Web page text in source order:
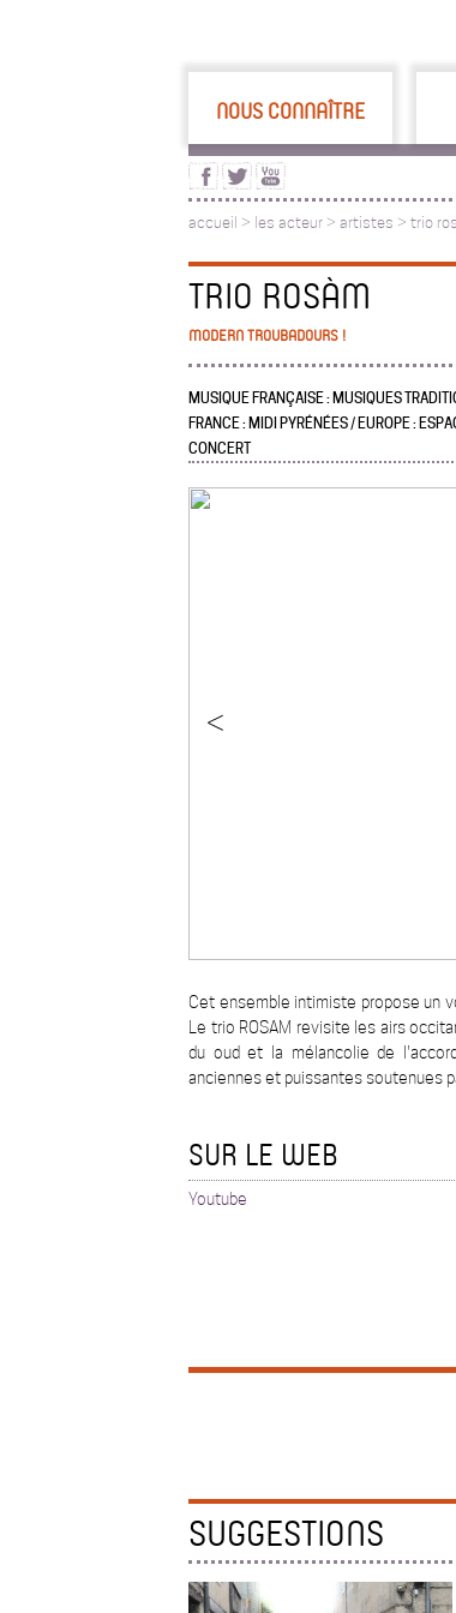
NOUS CONNAÎTRE
accueil > les acteur > artistes > trio
TRIO ROSÀM
MODERN TROUBADOURS !
MUSIQUE FRANÇAISE : MUSIQUES
FRANCE : MIDI PYRÉNÉES / EUROPE :
CONCERT
<
Cet ensemble intimiste propose un
Le trio ROSAM revisite les airs
du oud et la mélancolie de
anciennes et puissantes soutenues
SUR LE WEB
Youtube
SUGGESTIONS